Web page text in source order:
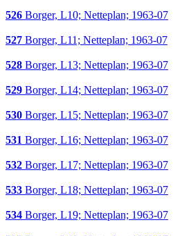
526 Borger, L10; Netteplan; 1963-07
527 Borger, L11; Netteplan; 1963-07
528 Borger, L13; Netteplan; 1963-07
529 Borger, L14; Netteplan; 1963-07
530 Borger, L15; Netteplan; 1963-07
531 Borger, L16; Netteplan; 1963-07
532 Borger, L17; Netteplan; 1963-07
533 Borger, L18; Netteplan; 1963-07
534 Borger, L19; Netteplan; 1963-07